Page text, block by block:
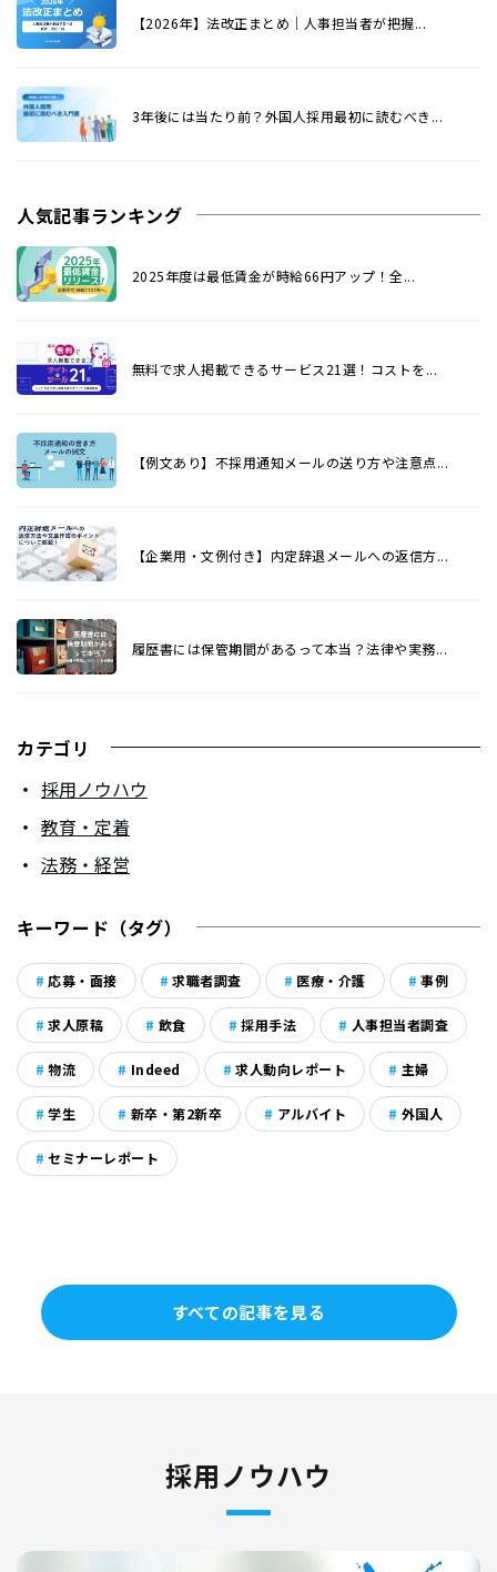
【2026年】法改正まとめ｜人事担当者が把握...
3年後には当たり前？外国人採用最初に読むべき...
人気記事ランキング
2025年度は最低賃金が時給66円アップ！全...
無料で求人掲載できるサービス21選！コストを...
【例文あり】不採用通知メールの送り方や注意点...
【企業用・文例付き】内定辞退メールへの返信方...
履歴書には保管期間があるって本当？法律や実務...
カテゴリ
採用ノウハウ
教育・定着
法務・経営
キーワード（タグ）
応募・面接 求職者調査 医療・介護 事例
求人原稿 飲食 採用手法 人事担当者調査
物流 Indeed 求人動向レポート 主婦
学生 新卒・第2新卒 アルバイト 外国人
セミナーレポート
すべての記事を見る
採用ノウハウ